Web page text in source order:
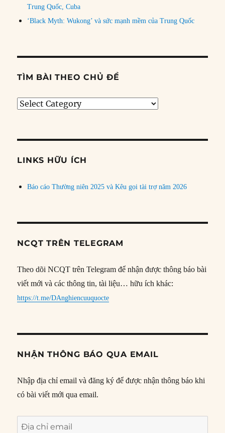
Trung Quốc, Cuba
‘Black Myth: Wukong’ và sức mạnh mềm của Trung Quốc
TÌM BÀI THEO CHỦ ĐỀ
Tìm
đề
LINKS HỮU ÍCH
Báo cáo Thường niên 2025 và Kêu gọi tài trợ năm 2026
NCQT TRÊN TELEGRAM
Theo dõi NCQT trên Telegram để nhận được thông báo bài
viết mới và các thông tin, tài liệu… hữu ích khác:
https://t.me/DAnghiencuuquocte
NHẬN THÔNG BÁO QUA EMAIL
Nhập địa chỉ email và đăng ký để được nhận thông báo khi
có bài viết mới qua email.
Địa